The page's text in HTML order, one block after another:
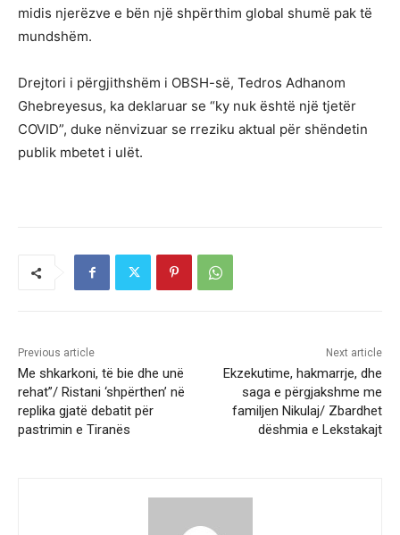
midis njerëzve e bën një shpërthim global shumë pak të
mundshëm.
Drejtori i përgjithshëm i OBSH-së, Tedros Adhanom
Ghebreyesus, ka deklaruar se “ky nuk është një tjetër
COVID”, duke nënvizuar se rreziku aktual për shëndetin
publik mbetet i ulët.
Previous article
Me shkarkoni, të bie dhe unë
rehat”/ Ristani ‘shpërthen’ në
replika gjatë debatit për
pastrimin e Tiranës
Next article
Ekzekutime, hakmarrje, dhe
saga e përgjakshme me
familjen Nikulaj/ Zbardhet
dëshmia e Lekstakajt